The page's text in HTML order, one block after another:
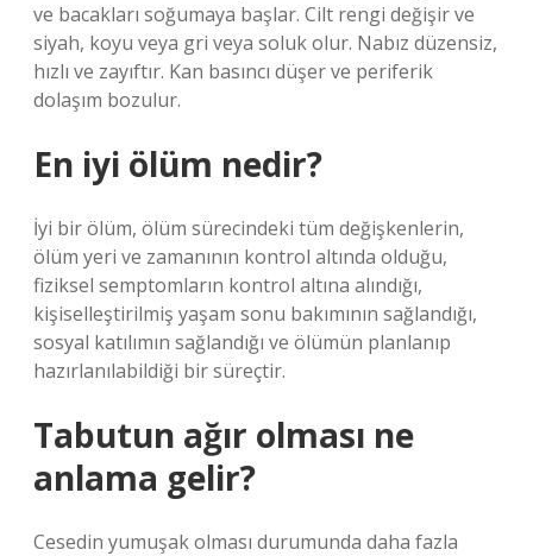
ve bacakları soğumaya başlar. Cilt rengi değişir ve
siyah, koyu veya gri veya soluk olur. Nabız düzensiz,
hızlı ve zayıftır. Kan basıncı düşer ve periferik
dolaşım bozulur.
En iyi ölüm nedir?
İyi bir ölüm, ölüm sürecindeki tüm değişkenlerin,
ölüm yeri ve zamanının kontrol altında olduğu,
fiziksel semptomların kontrol altına alındığı,
kişiselleştirilmiş yaşam sonu bakımının sağlandığı,
sosyal katılımın sağlandığı ve ölümün planlanıp
hazırlanılabildiği bir süreçtir.
Tabutun ağır olması ne
anlama gelir?
Cesedin yumuşak olması durumunda daha fazla